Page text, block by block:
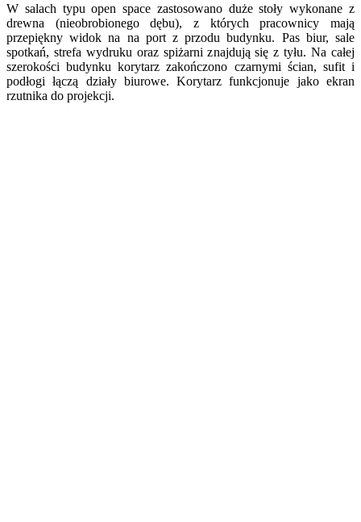
W salach typu open space zastosowano duże stoły wykonane z
drewna (nieobrobionego dębu), z których pracownicy mają
przepiękny widok na na port z przodu budynku. Pas biur, sale
spotkań, strefa wydruku oraz spiżarni znajdują się z tyłu. Na całej
szerokości budynku korytarz zakończono czarnymi ścian, sufit i
podłogi łączą działy biurowe. Korytarz funkcjonuje jako ekran
rzutnika do projekcji.